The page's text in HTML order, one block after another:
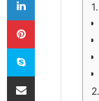
Pinterest
Skype
E-Posta ile paylaş